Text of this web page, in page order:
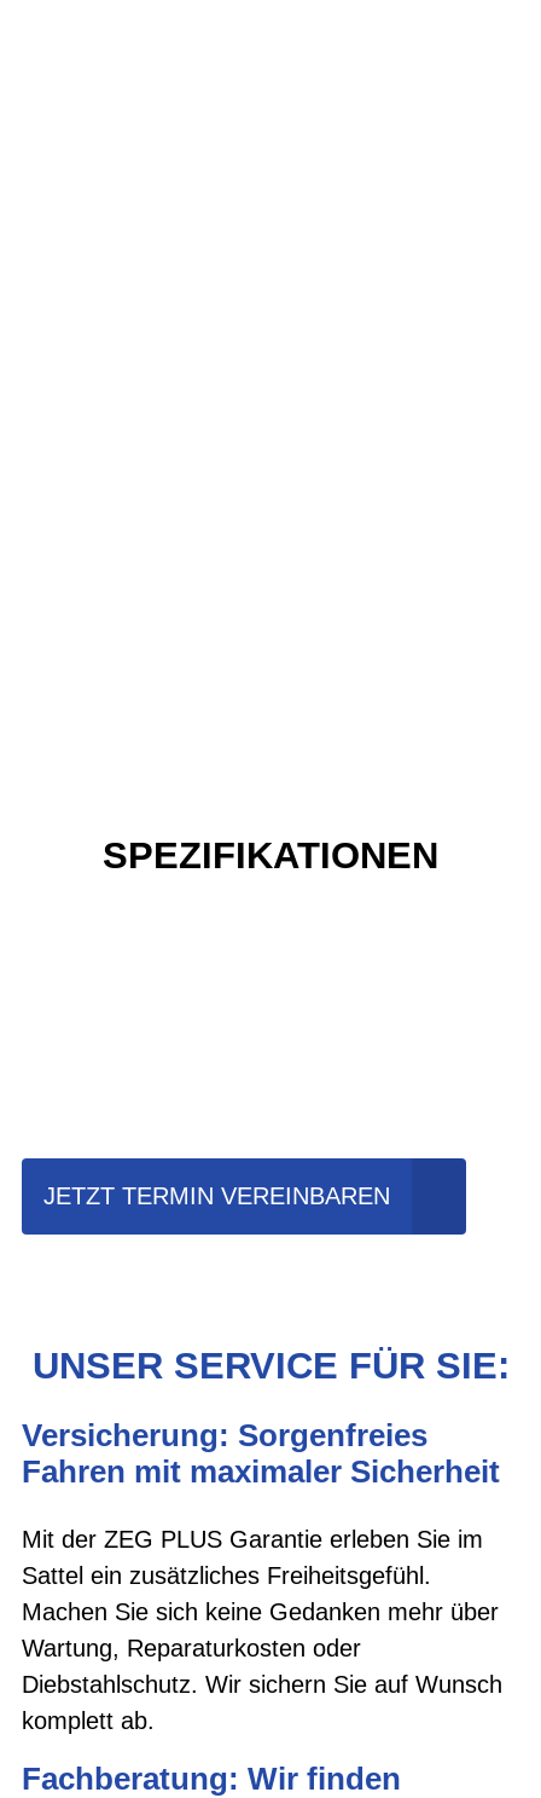
SPEZIFIKATIONEN
JETZT TERMIN VEREINBAREN
UNSER SERVICE FÜR SIE:
Versicherung: Sorgenfreies
Fahren mit maximaler Sicherheit
Mit der ZEG PLUS Garantie erleben Sie im
Sattel ein zusätzliches Freiheitsgefühl.
Machen Sie sich keine Gedanken mehr über
Wartung, Reparaturkosten oder
Diebstahlschutz. Wir sichern Sie auf Wunsch
komplett ab.
Fachberatung: Wir finden